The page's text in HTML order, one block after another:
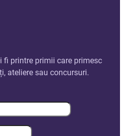
fi printre primii care primesc
ateliere sau concursuri.